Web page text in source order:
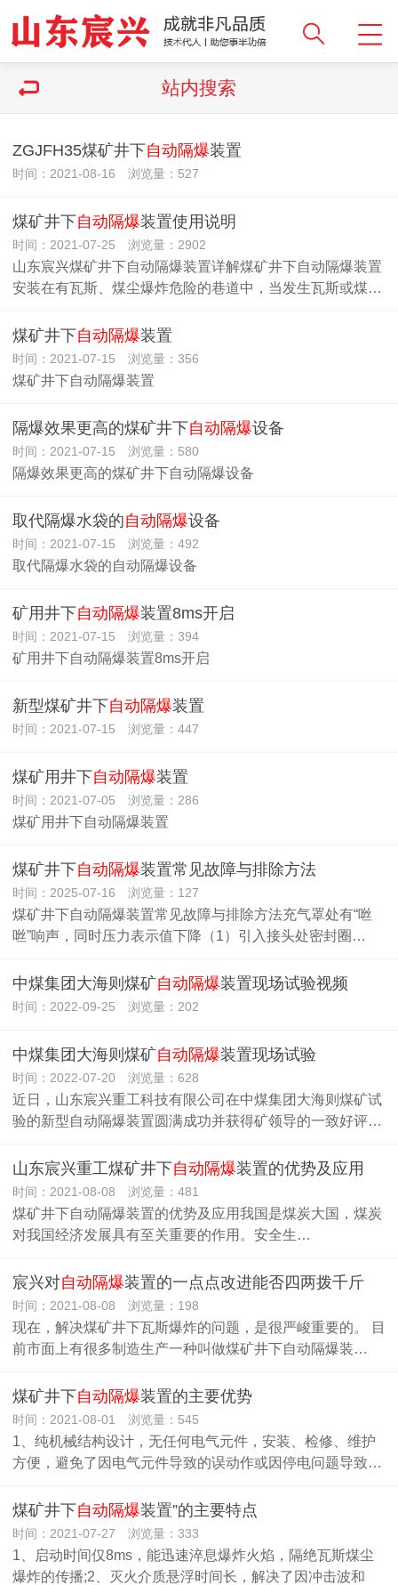
站内搜索
ZGJFH35煤矿井下自动隔爆装置
时间：2021-08-16 浏览量：527
煤矿井下自动隔爆装置使用说明
时间：2021-07-25 浏览量：2902
山东宸兴煤矿井下自动隔爆装置详解煤矿井下自动隔爆装置
安装在有瓦斯、煤尘爆炸危险的巷道中，当发生瓦斯或煤…
煤矿井下自动隔爆装置
时间：2021-07-15 浏览量：356
煤矿井下自动隔爆装置
隔爆效果更高的煤矿井下自动隔爆设备
时间：2021-07-15 浏览量：580
隔爆效果更高的煤矿井下自动隔爆设备
取代隔爆水袋的自动隔爆设备
时间：2021-07-15 浏览量：492
取代隔爆水袋的自动隔爆设备
矿用井下自动隔爆装置8ms开启
时间：2021-07-15 浏览量：394
矿用井下自动隔爆装置8ms开启
新型煤矿井下自动隔爆装置
时间：2021-07-15 浏览量：447
煤矿用井下自动隔爆装置
时间：2021-07-05 浏览量：286
煤矿用井下自动隔爆装置
煤矿井下自动隔爆装置常见故障与排除方法
时间：2025-07-16 浏览量：127
煤矿井下自动隔爆装置常见故障与排除方法充气罩处有“咝
咝”响声，同时压力表示值下降（1）引入接头处密封圈…
中煤集团大海则煤矿自动隔爆装置现场试验视频
时间：2022-09-25 浏览量：202
中煤集团大海则煤矿自动隔爆装置现场试验
时间：2022-07-20 浏览量：628
近日，山东宸兴重工科技有限公司在中煤集团大海则煤矿试
验的新型自动隔爆装置圆满成功并获得矿领导的一致好评…
山东宸兴重工煤矿井下自动隔爆装置的优势及应用
时间：2021-08-08 浏览量：481
煤矿井下自动隔爆装置的优势及应用我国是煤炭大国，煤炭
对我国经济发展具有至关重要的作用。安全生…
宸兴对自动隔爆装置的一点点改进能否四两拨千斤
时间：2021-08-08 浏览量：198
现在，解决煤矿井下瓦斯爆炸的问题，是很严峻重要的。 目
前市面上有很多制造生产一种叫做煤矿井下自动隔爆装…
煤矿井下自动隔爆装置的主要优势
时间：2021-08-01 浏览量：545
1、纯机械结构设计，无任何电气元件，安装、检修、维护
方便，避免了因电气元件导致的误动作或因停电问题导致…
煤矿井下自动隔爆装置”的主要特点
时间：2021-07-27 浏览量：333
1、启动时间仅8ms，能迅速淬息爆炸火焰，隔绝瓦斯煤尘
爆炸的传播;2、灭火介质悬浮时间长，解决了因冲击波和